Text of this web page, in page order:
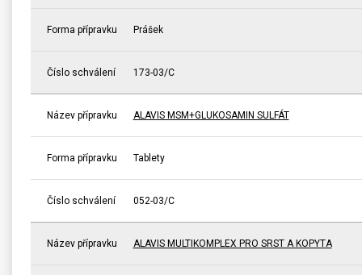
Forma přípravku Prášek
Číslo schválení 173-03/C
Název přípravku ALAVIS MSM+GLUKOSAMIN SULFÁT
Forma přípravku Tablety
Číslo schválení 052-03/C
Název přípravku ALAVIS MULTIKOMPLEX PRO SRST A KOPYTA